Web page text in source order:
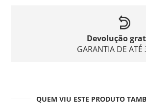
Devolução
GARANTIA DE ATÉ
QUEM VIU ESTE PRODUTO